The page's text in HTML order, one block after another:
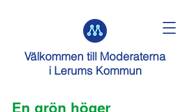
Välkommen till Moderaterna
i Lerums Kommun
En grön höger